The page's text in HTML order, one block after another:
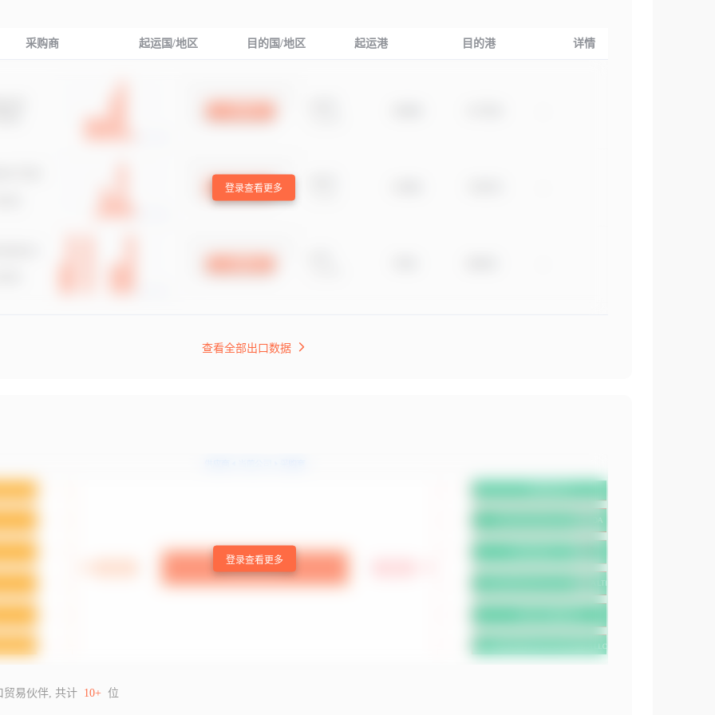
采购商 起运国/地区 目的国/地区 起运港 目的港 详情
登录查看更多
查看全部出口数据
登录查看更多
贸易伙伴, 共计 10+ 位